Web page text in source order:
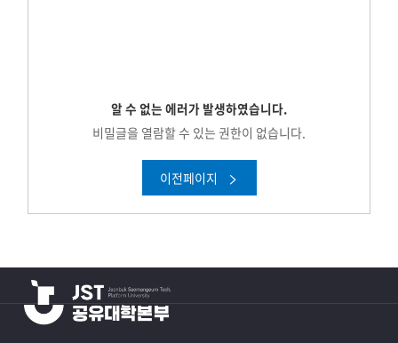
알 수 없는 에러가 발생하였습니다.
비밀글을 열람할 수 있는 권한이 없습니다.
이전페이지